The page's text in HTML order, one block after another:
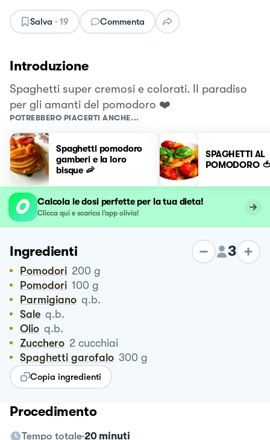
Salva · 19 Commenta
Introduzione
Spaghetti super cremosi e colorati. Il paradiso
per gli amanti del pomodoro ❤️
POTREBBERO PIACERTI ANCHE...
Spaghetti pomodoro
gamberi e la loro
bisque 🦐
SPAGHETTI AL
POMODORO
Calcola le dosi perfette per la tua dieta!
Clicca qui e scarica l’app olivia!
Ingredienti 3
Pomodori 200 g
Pomodori 100 g
Parmigiano q.b.
Sale q.b.
Olio q.b.
Zucchero 2 cucchiai
Spaghetti garofalo 300 g
Copia ingredienti
Procedimento
Tempo totale 20 minuti